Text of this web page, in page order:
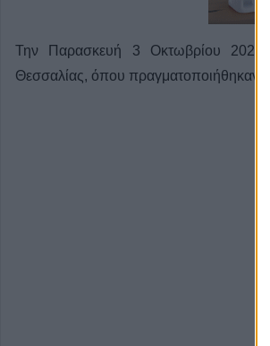
Την Παρασκευή 3 Οκτωβρίου 2025
Θεσσαλίας, όπου πραγματοποιήθηκαν